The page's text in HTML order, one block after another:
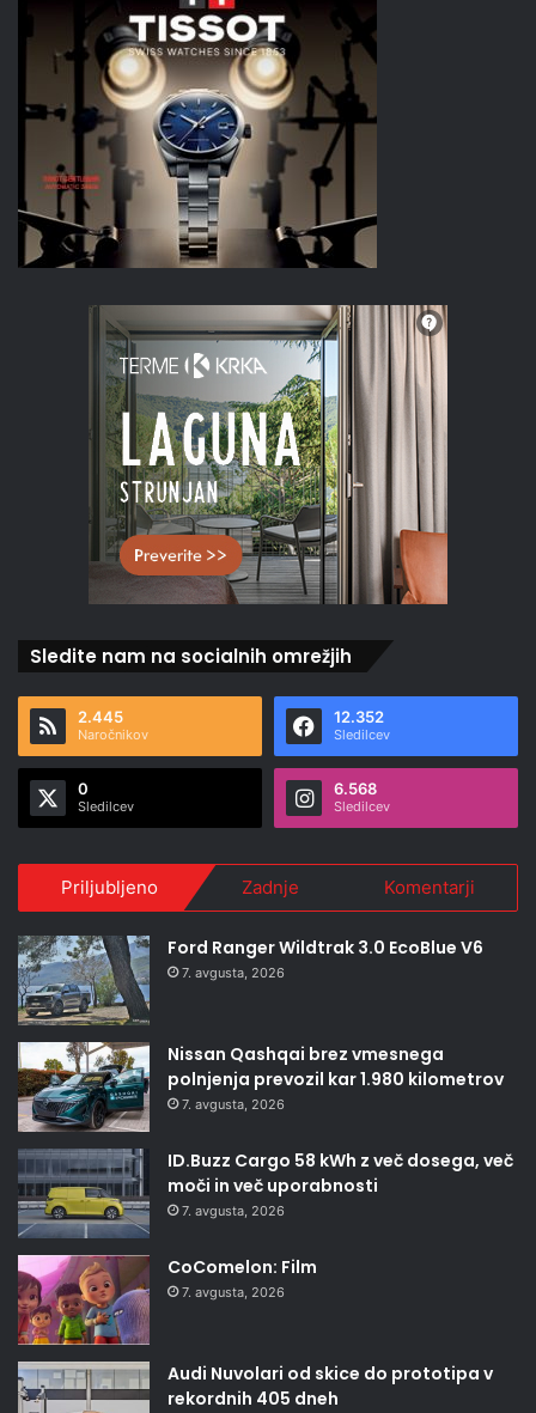
Sledite nam na socialnih omrežjih
2.445
Naročnikov
12.352
Sledilcev
0
Sledilcev
6.568
Sledilcev
Priljubljeno Zadnje Komentarji
Ford Ranger Wildtrak 3.0 EcoBlue V6
7. avgusta, 2026
Nissan Qashqai brez vmesnega
polnjenja prevozil kar 1.980 kilometrov
7. avgusta, 2026
ID.Buzz Cargo 58 kWh z več dosega, več
moči in več uporabnosti
7. avgusta, 2026
CoComelon: Film
7. avgusta, 2026
Audi Nuvolari od skice do prototipa v
rekordnih 405 dneh